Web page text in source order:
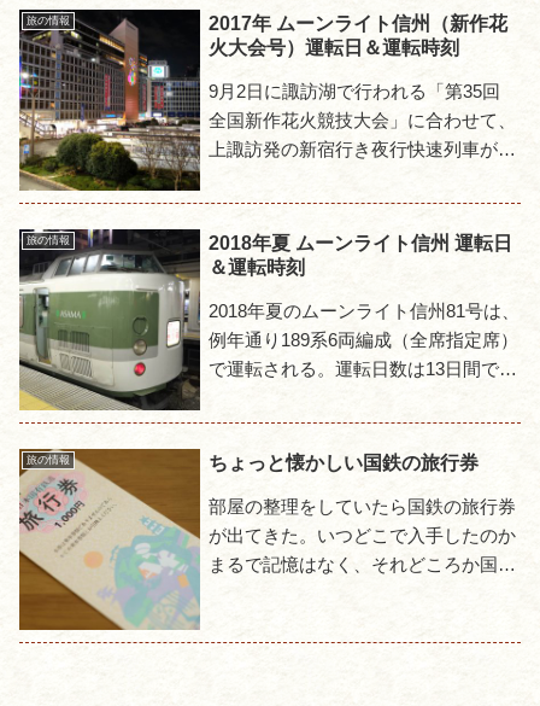
旅の情報
2017年 ムーンライト信州（新作花
火大会号）運転日＆運転時刻
9月2日に諏訪湖で行われる「第35回
全国新作花火競技大会」に合わせて、
上諏訪発の新宿行き夜行快速列車が運
号の2本で、90号は普通車とグリーン
車、92号は普通車の...
旅の情報
2018年夏 ムーンライト信州 運転日
＆運転時刻
2018年夏のムーンライト信州81号は、
例年通り189系6両編成（全席指定席）
で運転される。運転日数は13日間で、
間減少している。運転日発駅発時刻着
駅着時刻運転日運...
旅の情報 ちょっと懐かしい国鉄の旅行券
部屋の整理をしていたら国鉄の旅行券
が出てきた。いつどこで入手したのか
まるで記憶はなく、それどころか国鉄